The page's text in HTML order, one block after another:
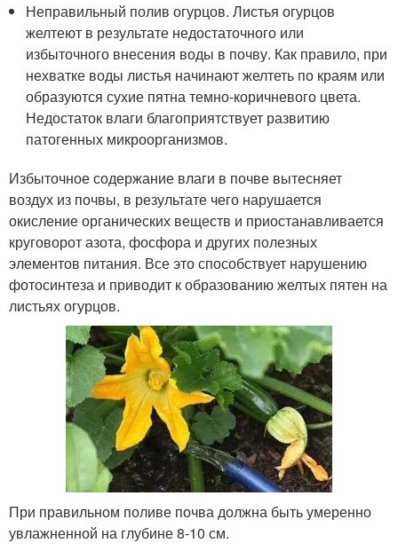
Неправильный полив огурцов. Листья огурцов
желтеют в результате недостаточного или
избыточного внесения воды в почву. Как правило, при
нехватке воды листья начинают желтеть по краям или
образуются сухие пятна темно-коричневого цвета.
Недостаток влаги благоприятствует развитию
патогенных микроорганизмов.
Избыточное содержание влаги в почве вытесняет
воздух из почвы, в результате чего нарушается
окисление органических веществ и приостанавливается
круговорот азота, фосфора и других полезных
элементов питания. Все это способствует нарушению
фотосинтеза и приводит к образованию желтых пятен на
листьях огурцов.
При правильном поливе почва должна быть умеренно
увлажненной на глубине 8-10 см.